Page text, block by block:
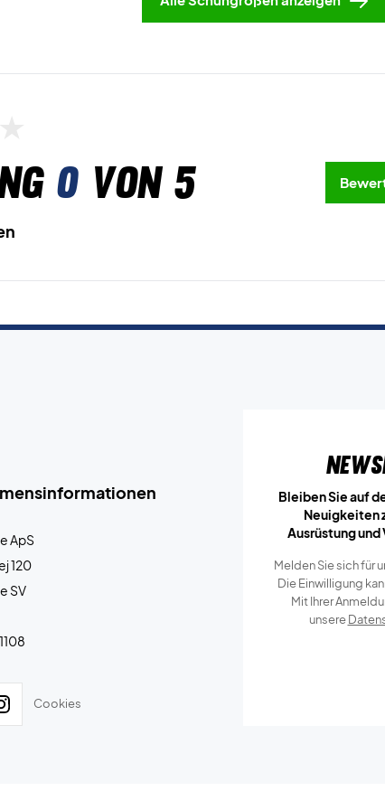
0von 5
ApS
120
SV
Cookies
Bleiben Sie auf
Neuigkeiten
Ausrüstung
Melden Sie sich für
Die Einwilligung
Mit Ihrer
unsere